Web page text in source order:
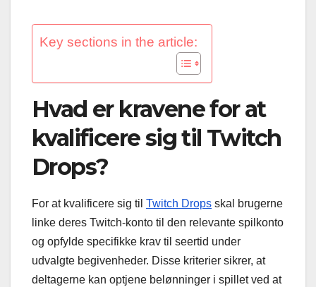
Key sections in the article:
Hvad er kravene for at
kvalificere sig til Twitch
Drops?
For at kvalificere sig til Twitch Drops skal brugerne
linke deres Twitch-konto til den relevante spilkonto
og opfylde specifikke krav til seertid under
udvalgte begivenheder. Disse kriterier sikrer, at
deltagerne kan optjene belønninger i spillet ved at